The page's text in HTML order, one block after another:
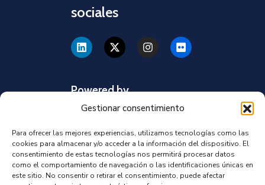
Gestionar consentimiento
Para ofrecer las mejores experiencias, utilizamos tecnologías como las
cookies para almacenar y/o acceder a la información del dispositivo. El
consentimiento de estas tecnologías nos permitirá procesar datos
como el comportamiento de navegación o las identificaciones únicas en
este sitio. No consentir o retirar el consentimiento, puede afectar
sociales
Powered by